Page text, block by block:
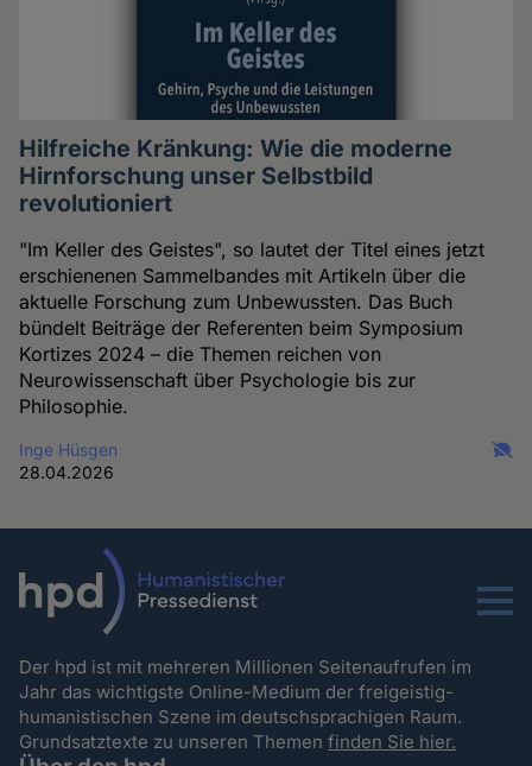
Hilfreiche Kränkung: Wie die moderne
Hirnforschung unser Selbstbild
revolutioniert
"Im Keller des Geistes", so lautet der Titel eines jetzt
erschienenen Sammelbandes mit Artikeln über die
aktuelle Forschung zum Unbewussten. Das Buch
bündelt Beiträge der Referenten beim Symposium
Kortizes 2024 – die Themen reichen von
Neurowissenschaft über Psychologie bis zur
Philosophie.
Inge Hüsgen
28.04.2026
Menu
Der hpd ist mit mehreren Millionen Seitenaufrufen im
Jahr das wichtigste Online-Medium der freigeistig-
humanistischen Szene im deutschsprachigen Raum.
Grundsatztexte zu unseren Themenfinden Sie hier.